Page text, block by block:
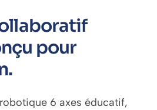
pour
6 axes éducatif,